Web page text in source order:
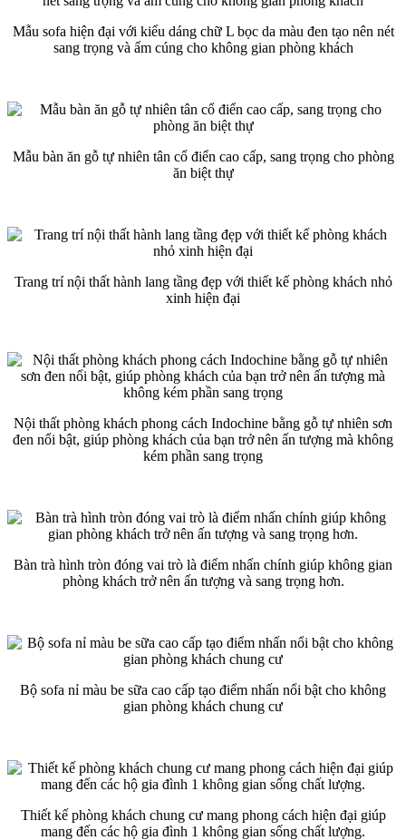
Mẫu sofa hiện đại với kiểu dáng chữ L bọc da màu đen tạo nên nét
sang trọng và ấm cúng cho không gian phòng khách
Mẫu bàn ăn gỗ tự nhiên tân cổ điển cao cấp, sang trọng cho phòng
ăn biệt thự
Trang trí nội thất hành lang tầng đẹp với thiết kế phòng khách nhỏ
xinh hiện đại
Nội thất phòng khách phong cách Indochine bằng gỗ tự nhiên sơn
đen nổi bật, giúp phòng khách của bạn trở nên ấn tượng mà không
kém phần sang trọng
Bàn trà hình tròn đóng vai trò là điểm nhấn chính giúp không gian
phòng khách trở nên ấn tượng và sang trọng hơn.
Bộ sofa nỉ màu be sữa cao cấp tạo điểm nhấn nổi bật cho không
gian phòng khách chung cư
Thiết kế phòng khách chung cư mang phong cách hiện đại giúp
mang đến các hộ gia đình 1 không gian sống chất lượng.